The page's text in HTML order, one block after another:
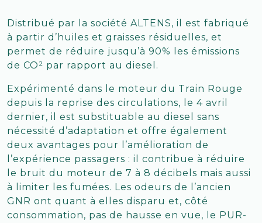
Distribué par la société ALTENS, il est fabriqué
à partir d’huiles et graisses résiduelles, et
permet de réduire jusqu’à 90% les émissions
de CO² par rapport au diesel.
Expérimenté dans le moteur du Train Rouge
depuis la reprise des circulations, le 4 avril
dernier, il est substituable au diesel sans
nécessité d’adaptation et offre également
deux avantages pour l’amélioration de
l’expérience passagers : il contribue à réduire
le bruit du moteur de 7 à 8 décibels mais aussi
à limiter les fumées. Les odeurs de l’ancien
GNR ont quant à elles disparu et, côté
consommation, pas de hausse en vue, le PUR-